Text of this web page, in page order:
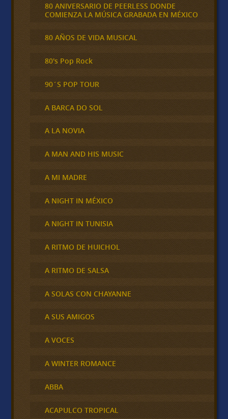
80 ANIVERSARIO DE PEERLESS DONDE
COMIENZA LA MÚSICA GRABADA EN MÉXICO
80 AÑOS DE VIDA MUSICAL
80's Pop Rock
90´S POP TOUR
A BARCA DO SOL
A LA NOVIA
A MAN AND HIS MUSIC
A MI MADRE
A NIGHT IN MÉXICO
A NIGHT IN TUNISIA
A RITMO DE HUICHOL
A RITMO DE SALSA
A SOLAS CON CHAYANNE
A SUS AMIGOS
A VOCES
A WINTER ROMANCE
ABBA
ACAPULCO TROPICAL